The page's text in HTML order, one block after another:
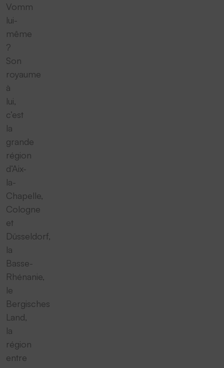
Vomm
lui-
même
?
Son
royaume
à
lui,
c’est
la
grande
région
d‘Aix-
la-
Chapelle,
Cologne
et
Düsseldorf,
la
Basse-
Rhénanie,
le
Bergisches
Land,
la
région
entre